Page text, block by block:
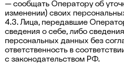
— сообщать Оператору об
изменении) своих
4.3. Лица, передавшие
сведения о себе, либо
персональных данных без
ответственность в
с законодательством РФ.